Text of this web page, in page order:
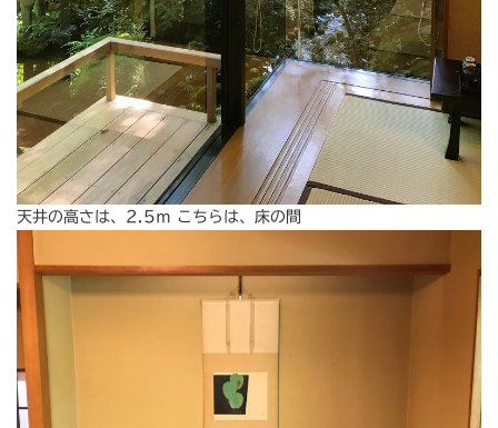
天井の高さは、2.5ｍ こちらは、床の間